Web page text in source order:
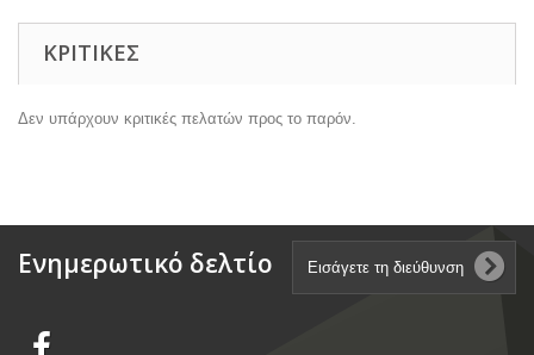
ΚΡΙΤΙΚΈΣ
Δεν υπάρχουν κριτικές πελατών προς το παρόν.
Ενημερωτικό δελτίο